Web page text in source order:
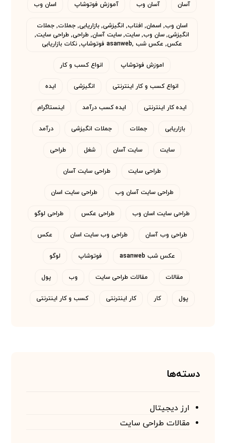
آسان آسان وب آموزش فوتوشاپ اسان وب
اسان وب٬ اسمان٬ افتاب٬ انگیزشی٬ بازاریابی٬ جملات٬ جملات
انگیزشی٬ سان وب٬ سایت٬ سایت آسان٬ طراحی٬ طراحی سایت٬
عکس٬ عکس شب asanweb٬ فوتوشاپ٬ نکات بازاریابی
اموزش فوتوشاپ انواع کسب و کار
انواع کسب و کار اینترنتی انگیزشی ایده
ایده کار اینترنتی ایده کسب درآمد اینستاگرام
بازاریابی جملات جملات انگیزشی درآمد
سایت سایت آسان شغل طراحی
طراحی سایت طراحی سایت آسان
طراحی سایت آسان وب طراحی سایت اسان
طراحی سایت اسان وب طراحی عکس طراحی لوگو
طراحی وب آسان طراحی وب سایت اسان عکس
عکس شب asanweb فوتوشاپ لوگو
مقالات مقالات طراحی سایت وب پول
پول کار کار اینترنتی کسب و کار اینترنتی
دسته‌ها
ارز دیجیتال
مقالات طراحی سایت